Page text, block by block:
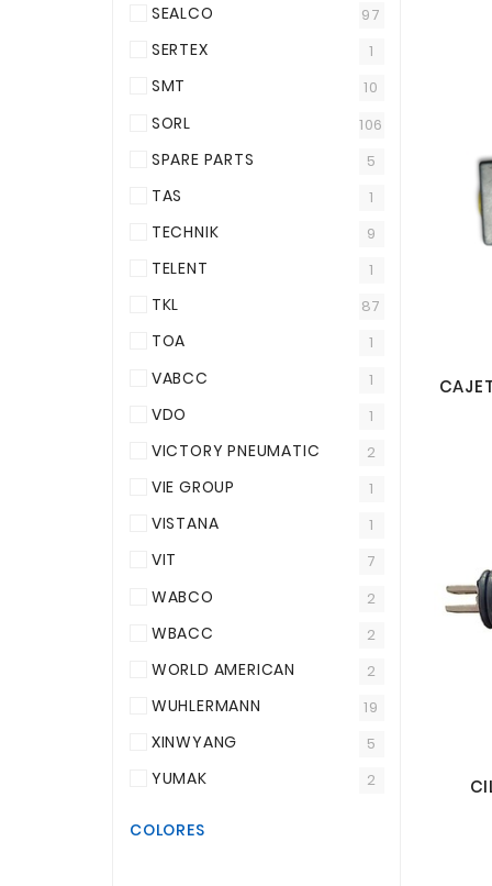
SEALCO 97
SERTEX 1
SMT 10
SORL 106
SPARE PARTS 5
TAS 1
TECHNIK 9
TELENT 1
TKL 87
TOA 1
VABCC 1
VDO 1
VICTORY PNEUMATIC 2
VIE GROUP 1
VISTANA 1
VIT 7
WABCO 2
WBACC 2
WORLD AMERICAN 2
WUHLERMANN 19
XINWYANG 5
YUMAK 2
COLORES